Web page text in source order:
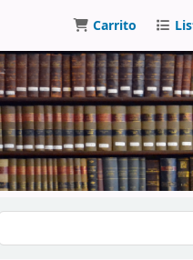
Carrito
Buscar en el catálogo